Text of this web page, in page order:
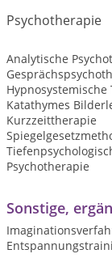
Psychotherapie
Analytische
Hypnosystemische
Katathymes
Kurzzeittherapie
Psychotherapie
Sonstige,